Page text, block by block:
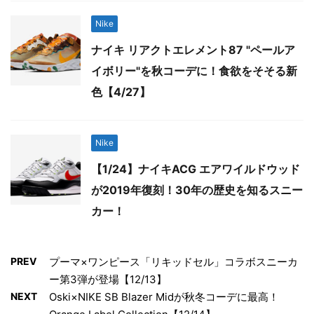
Nike
ナイキ リアクトエレメント87 "ペールア
イボリー"を秋コーデに！食欲をそそる新
色【4/27】
Nike
【1/24】ナイキACG エアワイルドウッド
が2019年復刻！30年の歴史を知るスニー
カー！
PREV
プーマ×ワンピース「リキッドセル」コラボスニーカ
ー第3弾が登場【12/13】
NEXT
Oski×NIKE SB Blazer Midが秋冬コーデに最高！